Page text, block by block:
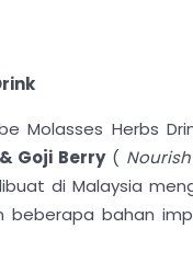
Molasses Herbs
Goji Berry(Nourish
di Malaysia
bahan